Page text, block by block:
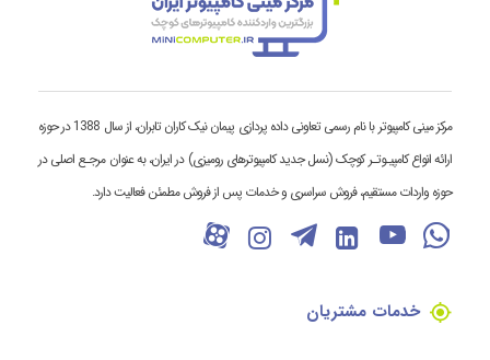
مرکز مینی کامپیوتر با نام رسمی تعاونی داده پردازی پیمان نیک کاران تابران، از سال 1388 در حوزه
ارائه انواع کامپیـوتـر کوچک (نسل جدید کامپیوترهای رومیزی) در ایران، به عنوان مرجـع اصلی در
حوزه واردات مستقیم، فروش سراسری و خدمات پس از فروش مطمئن فعالیت دارد.
خدمات مشتریان